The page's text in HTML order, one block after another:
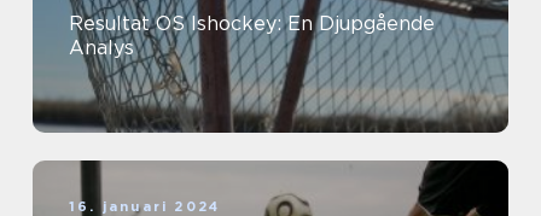
Resultat OS Ishockey: En Djupgående
Analys
16. januari 2024